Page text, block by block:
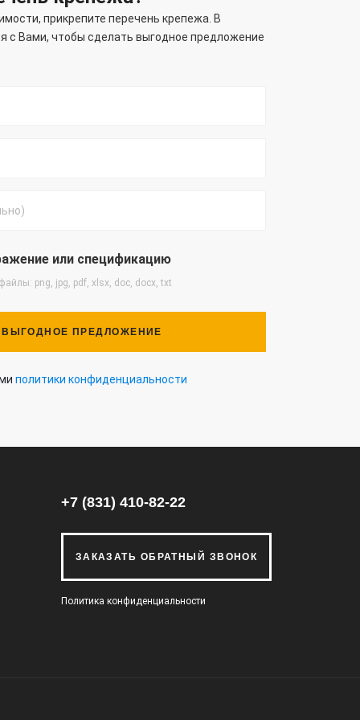
прикрепите перечень крепежа. В
Вами, чтобы сделать выгодное предложение
или спецификацию
png, jpg, pdf, xlsx, doc, docx, txt
ВЫГОДНОЕ ПРЕДЛОЖЕНИЕ
политики конфиденциальности
+7 (831) 410-82-22
ЗАКАЗАТЬ ОБРАТНЫЙ ЗВОНОК
Политика конфиденциальности